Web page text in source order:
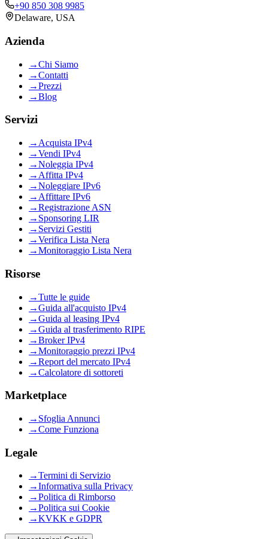
+90 850 308 9985
Delaware, USA
Azienda
→Chi Siamo
→Contatti
→Prezzi
→Blog
Servizi
→ Acquista IPv4
→Vendi IPv4
→Noleggia IPv4
→ Affitta IPv4
→Noleggiare IPv6
→ Affittare IPv6
→Registrazione ASN
→ Sponsoring LIR
→ Servizi Gestiti
→Verifica Lista Nera
→Monitoraggio Lista Nera
Risorse
→Tutte le guide
→Guida all'acquisto IPv4
→Guida al leasing IPv4
→Guida al trasferimento RIPE
→Broker IPv4
→Monitoraggio prezzi IPv4
→Report del mercato IPv4
→Calcolatore di sottoreti
Marketplace
→ Sfoglia Annunci
→Come Funziona
Legale
→Termini di Servizio
→Informativa sulla Privacy
→Politica di Rimborso
→Politica sui Cookie
→KVKK e GDPR